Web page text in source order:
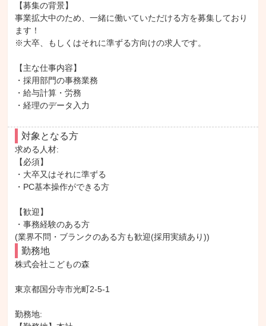
【募集の背景】
事業拡大中のため、一緒に働いていただける方を募集しており
ます！
※大卒、もしくはそれに準ずる方向けの求人です。
【主な仕事内容】
・採用部門の事務業務
・給与計算・労務
・経理のデータ入力
対象となる方
求める人材:
【必須】
・大卒又はそれに準ずる
・PC基本操作ができる方
【歓迎】
・事務経験のある方
(業界不問・ブランクのある方も歓迎(採用実績あり))
勤務地
株式会社こどもの森
東京都国分寺市光町2-5-1
勤務地: